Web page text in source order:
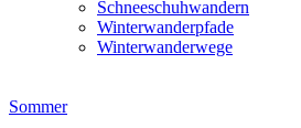
Schneeschuhwandern
Winterwanderpfade
Winterwanderwege
Sommer